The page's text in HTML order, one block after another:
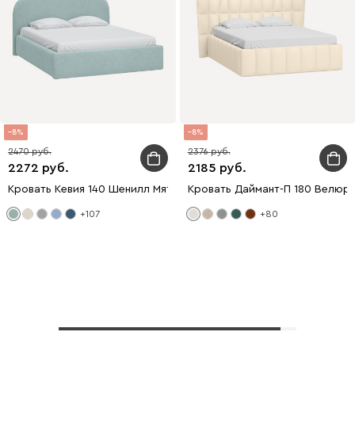
8
2272
2470
Кровать Кевия 140 Шенилл Мятный
+107
8
2185
2376
Кровать Даймант-П 180 Велюр
+80